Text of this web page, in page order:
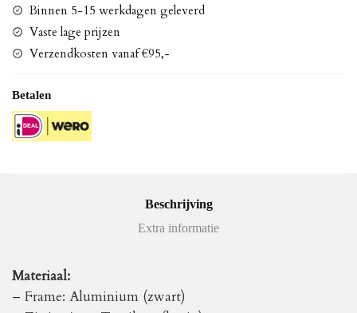
Binnen 5-15 werkdagen geleverd
Vaste lage prijzen
Verzendkosten vanaf €95,-
Betalen
Beschrijving
Extra informatie
Materiaal:
– Frame: Aluminium (zwart)